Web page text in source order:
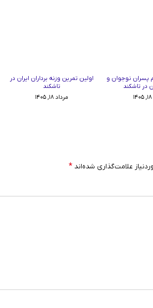
پسران نوجوان و
در تاشکند
اولین تمرین وزنه برداران ایران در
تاشکند
مرداد ۱۸, ۱۴۰۵
علامت‌گذاری شده‌اند *